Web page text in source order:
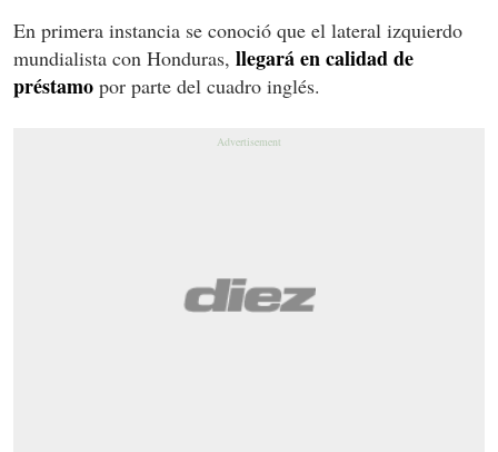
En primera instancia se conoció que el lateral izquierdo
mundialista con Honduras, llegará en calidad de
préstamo por parte del cuadro inglés.